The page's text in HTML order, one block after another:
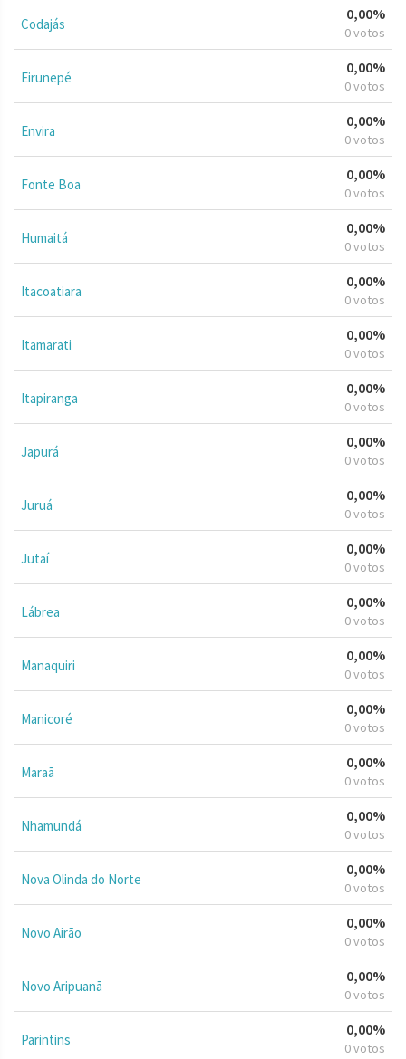
Codajás
0,00%
0 votos
Eirunepé
0,00%
0 votos
Envira
0,00%
0 votos
Fonte Boa
0,00%
0 votos
Humaitá
0,00%
0 votos
Itacoatiara
0,00%
0 votos
Itamarati
0,00%
0 votos
Itapiranga
0,00%
0 votos
Japurá
0,00%
0 votos
Juruá
0,00%
0 votos
Jutaí
0,00%
0 votos
Lábrea
0,00%
0 votos
Manaquiri
0,00%
0 votos
Manicoré
0,00%
0 votos
Maraã
0,00%
0 votos
Nhamundá
0,00%
0 votos
Nova Olinda do Norte
0,00%
0 votos
Novo Airão
0,00%
0 votos
Novo Aripuanã
0,00%
0 votos
Parintins
0,00%
0 votos